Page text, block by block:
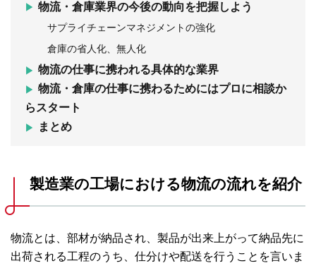
物流・倉庫業界の今後の動向を把握しよう
サプライチェーンマネジメントの強化
倉庫の省人化、無人化
物流の仕事に携われる具体的な業界
物流・倉庫の仕事に携わるためにはプロに相談か
らスタート
まとめ
製造業の工場における物流の流れを紹介
物流とは、部材が納品され、製品が出来上がって納品先に
出荷される工程のうち、仕分けや配送を行うことを言いま